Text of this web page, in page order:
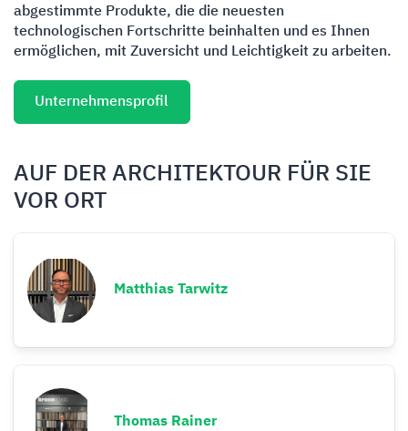
abgestimmte Produkte, die die neuesten
technologischen Fortschritte beinhalten und es Ihnen
ermöglichen, mit Zuversicht und Leichtigkeit zu arbeiten.
Unternehmensprofil
AUF DER ARCHITEKTOUR FÜR SIE
VOR ORT
Matthias Tarwitz
Thomas Rainer